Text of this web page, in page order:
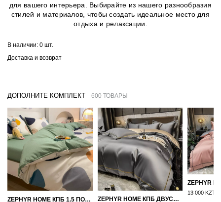
для вашего интерьера. Выбирайте из нашего разнообразия
стилей и материалов, чтобы создать идеальное место для
отдыха и релаксации.
В наличии: 0 шт.
Доставка и возврат
ДОПОЛНИТЕ КОМПЛЕКТ 600 ТОВАРЫ
ZEPHYR HOME КПБ 1.5 ПОЛУТОРКА ЦВЕТНЫЕ КРУГИ ZEPHYR HOME КПБ ДВУСПАЛКА ЕВРО МАКО-САТИН 100S ГРАНИТ
13 000 KZT